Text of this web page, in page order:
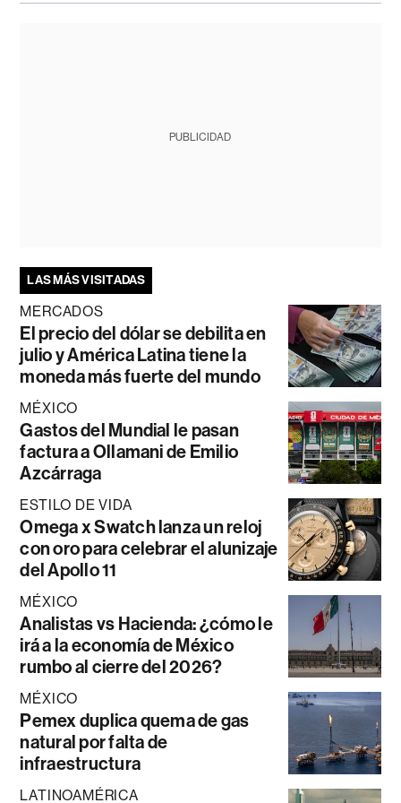
PUBLICIDAD
LAS MÁS VISITADAS
MERCADOS
El precio del dólar se debilita en
julio y América Latina tiene la
moneda más fuerte del mundo
MÉXICO
Gastos del Mundial le pasan
factura a Ollamani de Emilio
Azcárraga
ESTILO DE VIDA
Omega x Swatch lanza un reloj
con oro para celebrar el alunizaje
del Apollo 11
MÉXICO
Analistas vs Hacienda: ¿cómo le
irá a la economía de México
rumbo al cierre del 2026?
MÉXICO
Pemex duplica quema de gas
natural por falta de
infraestructura
LATINOAMÉRICA